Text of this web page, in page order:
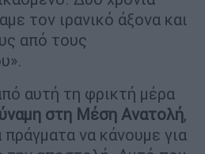
τον ιρανικό άξονα και
από τους
αυτή τη φρικτή μέρα
στη Μέση Ανατολή,
να κάνουμε για